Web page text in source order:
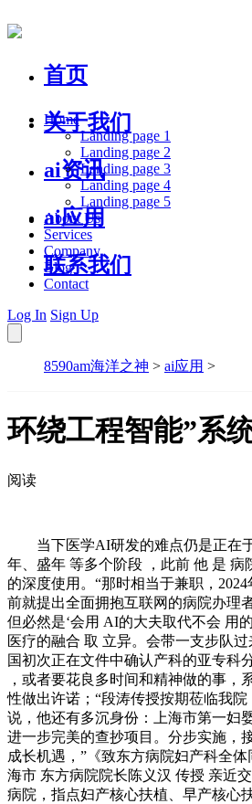
首页
关于我们
ai资讯
ai应用
联系我们
Home
Landing page 1
Landing page 2
Landing page 3
Landing page 4
Landing page 5
About Us
Services
Company
Blog
Contact
Log In Sign Up
8590am海洋之神 > ai应用 >
环绕工程智能”系
阅读
当下医学AI研发的难点仍是正在于“
年、盛年 等多个阶段 ，此前 他 是 病
的深度使用。“那时相当于兼职，
前就提出全面拥抱互联网的病院办理
但必然是‘会用 AI的大夫取代不会 用
医疗的融合 取 立异。会带一支步队
国初次正在文件中确认产科的亚专科
，或者要花良多时间和精神做的事
性做出许诺；“段涛传授按期莅临我
说，他还有多沉身份：上海市第一妇
进一步完美的查抄项目。分步实施，
成长机遇，”《致东方病院妇产科全
海市 东方病院院长陈义汉 传授 亲近
病院，指点妇产核心扶植、早产核心